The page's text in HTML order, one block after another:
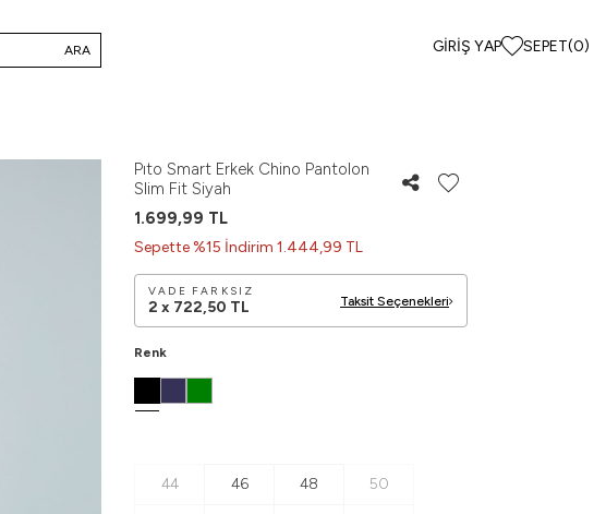
ARA GIRIŞ YAP SEPET(0)
Pıto Smart Erkek Chino Pantolon
Slim Fit Siyah
1.699,99 TL
Sepette %15 İndirim 1.444,99 TL
VADE FARKSIZ
2 x 722,50 TL Taksit Seçenekleri
Renk
44 46 48 50